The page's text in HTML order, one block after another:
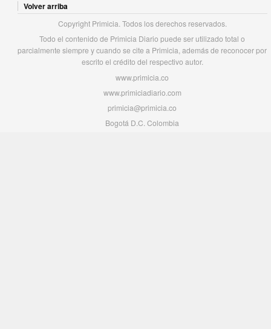
Volver arriba
Copyright Primicia. Todos los derechos reservados.
Todo el contenido de Primicia Diario puede ser utilizado total o
parcialmente siempre y cuando se cite a Primicia, además de reconocer por
escrito el crédito del respectivo autor.
www.primicia.co
www.primiciadiario.com
primicia@primicia.co
Bogotá D.C. Colombia